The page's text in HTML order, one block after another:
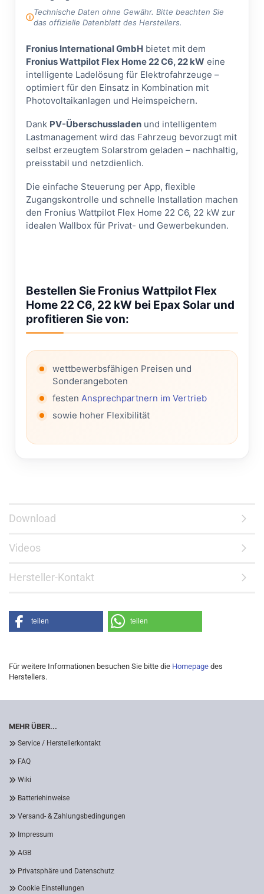
Technische Daten ohne Gewähr. Bitte beachten Sie
das offizielle Datenblatt des Herstellers.
Fronius International GmbH bietet mit dem
Fronius Wattpilot Flex Home 22 C6, 22 kW eine
intelligente Ladelösung für Elektrofahrzeuge –
optimiert für den Einsatz in Kombination mit
Photovoltaikanlagen und Heimspeichern.
Dank PV-Überschussladen und intelligentem
Lastmanagement wird das Fahrzeug bevorzugt mit
selbst erzeugtem Solarstrom geladen – nachhaltig,
preisstabil und netzdienlich.
Die einfache Steuerung per App, flexible
Zugangskontrolle und schnelle Installation machen
den Fronius Wattpilot Flex Home 22 C6, 22 kW zur
idealen Wallbox für Privat- und Gewerbekunden.
Bestellen Sie Fronius Wattpilot Flex
Home 22 C6, 22 kW bei Epax Solar und
profitieren Sie von:
wettbewerbsfähigen Preisen und
Sonderangeboten
festen Ansprechpartnern im Vertrieb
sowie hoher Flexibilität
Download
Videos
Hersteller-Kontakt
teilen teilen
Für weitere Informationen besuchen Sie bitte die Homepage des
Herstellers.
MEHR ÜBER...
Service / Herstellerkontakt
FAQ
Wiki
Batteriehinweise
Versand- & Zahlungsbedingungen
Impressum
AGB
Privatsphäre und Datenschutz
Cookie Einstellungen